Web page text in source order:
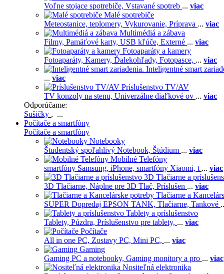
Voľne stojace spotrebiče, Vstavané spotreb ... viac
Malé spotrebiče
Meteostanice, teplomery, Vykurovanie, Príprava ... viac
Multimédiá a zábava
Filmy, Pamäťové karty, USB kľúče, Externé ... viac
Fotoaparáty a kamery
Fotoaparáty, Kamery, Ďalekohľady, Fotopasce, ... viac
Inteligentné smart
... viac
Príslušenstvo TV/AV
TV konzoly na stenu, Univerzálne diaľkové ov ... viac
Odporúčame:
Sušičky , ...
Počítače a smartfóny
Počítače a smartfóny
Notebooky
Študentský spoľahlivý Notebook, Štúdium ... viac
Mobilné Telefóny
smartfóny Samsung, iPhone, smartfóny Xiaomi, t ... viac
3D Tlačiarne a
3D Tlačiarne, Náplne pre 3D Tlač, Príslušen ... viac
Tlačiarne a
SUPER Dopredaj EPSON TANK, Tlačiarne, Tankové
Tablety a príslušenstvo
Tablety, Púzdra, Príslušenstvo pre tablety, ... viac
Počítače
All in one PC, Zostavy PC, Mini PC, ... viac
Gaming
Gaming PC a notebooky, Gaming monitory a pro ... viac
Nositeľná elektronika